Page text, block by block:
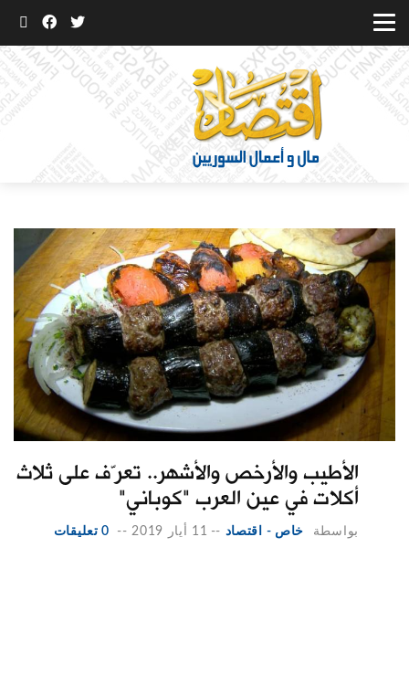
الأطيب والأرخص والأشهر.. تعرّف على ثلاث
أكلات في عين العرب "كوباني"
بواسطة خاص - اقتصاد -- 11 أيار 2019 -- 0 تعليقات